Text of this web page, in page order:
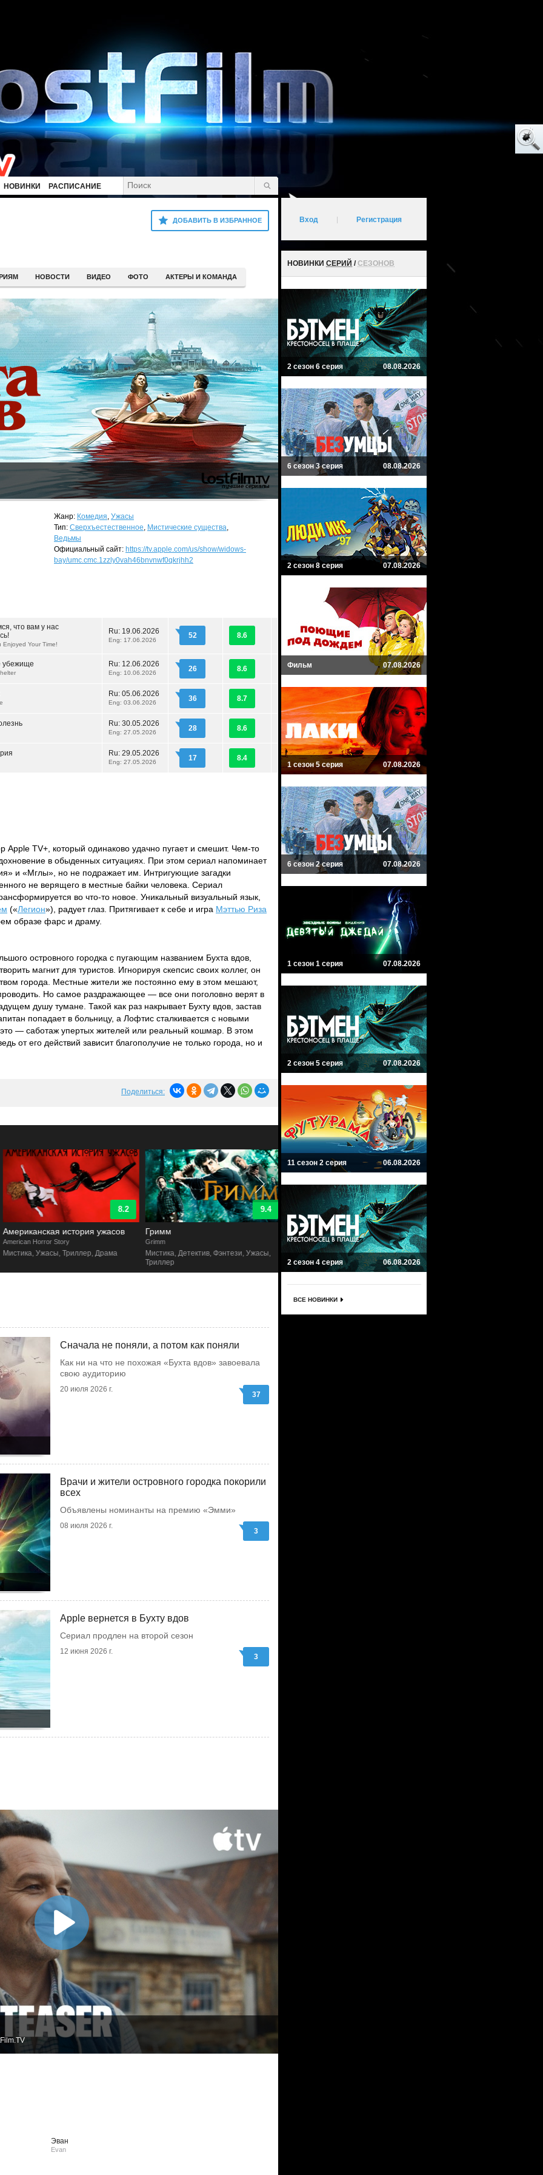
НОВИНКИ РАСПИСАНИЕ
ДОБАВИТЬ В ИЗБРАННОЕ
НОВОСТИ ВИДЕО ФОТО АКТЕРЫ И КОМАНДА
Жанр: Комедия, Ужасы
Тип: Сверхъестественное, Мистические существа,
Ведьмы
Официальный сайт: https://tv.apple.com/us/show/widows-
bay/umc.cmc.1zzly0vah46bnvnwf0qkrjhh2
что вам у нас
Enjoyed Your Time!
Ru: 19.06.2026
Eng: 17.06.2026
52 8.6
убежище Ru: 12.06.2026
Eng: 10.06.2026 26 8.6
Ru: 05.06.2026
Eng: 03.06.2026 36 8.7
Ru: 30.05.2026
Eng: 27.05.2026 28 8.6
Ru: 29.05.2026
Eng: 27.05.2026 17 8.4
Apple TV+, который одинаково удачно пугает и смешит. Чем-то
в обыденных ситуациях. При этом сериал напоминает
и «Мглы», но не подражает им. Интригующие загадки
не верящего в местные байки человека. Сериал
во что-то новое. Уникальный визуальный язык,
(«Легион»), радует глаз. Притягивает к себе и игра Мэттью Риза
образе фарс и драму.
островного городка с пугающим названием Бухта вдов,
магнит для туристов. Игнорируя скепсис своих коллег, он
города. Местные жители же постоянно ему в этом мешают,
Но самое раздражающее — все они поголовно верят в
душу тумане. Такой как раз накрывает Бухту вдов, застав
попадает в больницу, а Лофтис сталкивается с новыми
— саботаж упертых жителей или реальный кошмар. В этом
от его действий зависит благополучие не только города, но и
Поделиться:
8.2
Американская история ужасов
American Horror Story
Мистика, Ужасы, Триллер, Драма
9.4
Гримм
Grimm
Мистика, Детектив, Фэнтези, Ужасы,
Триллер
9
Салем
Salem
Ужасы, Мистика, Триллер
Секретные материалы
The X-Files
Фантастика, Мистика, Ужасы,
Сначала не поняли, а потом как поняли
Как ни на что не похожая «Бухта вдов» завоевала
свою аудиторию
20 июля 2026 г.
37
Врачи и жители островного городка покорили
всех
Объявлены номинанты на премию «Эмми»
08 июля 2026 г.
3
Apple вернется в Бухту вдов
Сериал продлен на второй сезон
12 июня 2026 г.
3
Эван
Evan
Вход Регистрация
НОВИНКИ СЕРИЙ /СЕЗОНОВ
2 сезон 6 серия 08.08.2026
6 сезон 3 серия 08.08.2026
2 сезон 8 серия 07.08.2026
Фильм 07.08.2026
1 сезон 5 серия 07.08.2026
6 сезон 2 серия 07.08.2026
1 сезон 1 серия 07.08.2026
2 сезон 5 серия 07.08.2026
11 сезон 2 серия 06.08.2026
2 сезон 4 серия 06.08.2026
ВСЕ НОВИНКИ